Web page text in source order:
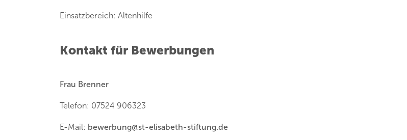
Einsatzbereich: Altenhilfe
Kontakt für Bewerbungen
Frau Brenner
Telefon: 07524 906323
E-Mail: bewerbung@st-elisabeth-stiftung.de